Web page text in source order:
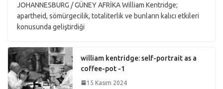
JOHANNESBURG / GÜNEY AFRİKA William Kentridge;
apartheid, sömürgecilik, totaliterlik ve bunların kalıcı etkileri
konusunda geliştirdiği
william kentridge: self-portrait as a
coffee-pot -1
15 Kasım 2024